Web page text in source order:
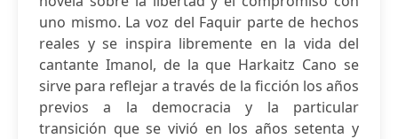
uno mismo. La voz del Faquir parte de hechos
reales y se inspira libremente en la vida del
cantante Imanol, de la que Harkaitz Cano se
sirve para reflejar a través de la ficción los años
previos a la democracia y la particular
transición que se vivió en los años setenta y